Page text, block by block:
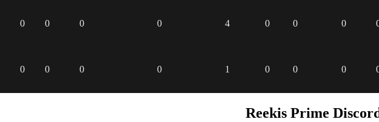
0 0 0 0 4 0 0 0
0 0 0 0 1 0 0 0
Reekis Prime